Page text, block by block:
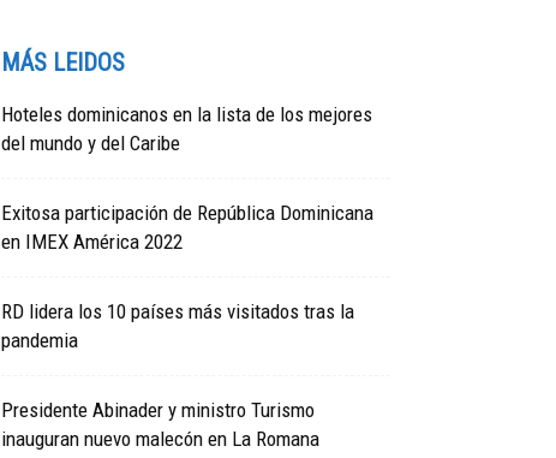
MÁS LEIDOS
Hoteles dominicanos en la lista de los mejores
del mundo y del Caribe
Exitosa participación de República Dominicana
en IMEX América 2022
RD lidera los 10 países más visitados tras la
pandemia
Presidente Abinader y ministro Turismo
inauguran nuevo malecón en La Romana